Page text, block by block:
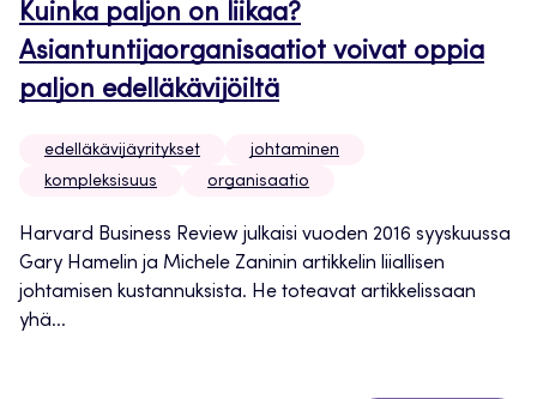
Kuinka paljon on liikaa?
Asiantuntijaorganisaatiot voivat oppia
paljon edelläkävijöiltä
edelläkävijäyritykset
johtaminen
kompleksisuus
organisaatio
Harvard Business Review julkaisi vuoden 2016 syyskuussa
Gary Hamelin ja Michele Zaninin artikkelin liiallisen
johtamisen kustannuksista. He toteavat artikkelissaan
yhä...